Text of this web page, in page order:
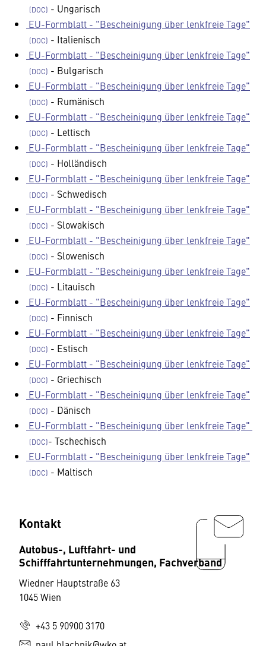
- Ungarisch
EU-Formblatt - "Bescheinigung über lenkfreie Tage"
- Italienisch
EU-Formblatt - "Bescheinigung über lenkfreie Tage"
- Bulgarisch
EU-Formblatt - "Bescheinigung über lenkfreie Tage"
- Rumänisch
EU-Formblatt - "Bescheinigung über lenkfreie Tage"
- Lettisch
EU-Formblatt - "Bescheinigung über lenkfreie Tage"
- Holländisch
EU-Formblatt - "Bescheinigung über lenkfreie Tage"
- Schwedisch
EU-Formblatt - "Bescheinigung über lenkfreie Tage"
- Slowakisch
EU-Formblatt - "Bescheinigung über lenkfreie Tage"
- Slowenisch
EU-Formblatt - "Bescheinigung über lenkfreie Tage"
- Litauisch
EU-Formblatt - "Bescheinigung über lenkfreie Tage"
- Finnisch
EU-Formblatt - "Bescheinigung über lenkfreie Tage"
- Estisch
EU-Formblatt - "Bescheinigung über lenkfreie Tage"
- Griechisch
EU-Formblatt - "Bescheinigung über lenkfreie Tage"
- Dänisch
EU-Formblatt - "Bescheinigung über lenkfreie Tage"
- Tschechisch
EU-Formblatt - "Bescheinigung über lenkfreie Tage"
- Maltisch
Kontakt
Autobus-, Luftfahrt- und
Schifffahrtunternehmungen, Fachverband
Wiedner Hauptstraße 63
1045 Wien
+43 5 90900 3170